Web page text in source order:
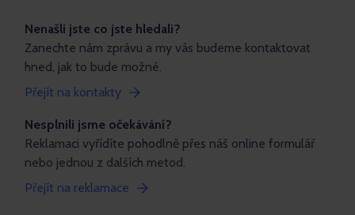
Nenašli jste co jste hledali?
Zanechte nám zprávu a my vás budeme kontaktovat
hned, jak to bude možné.
Přejít na kontakty
Nesplnili jsme očekávání?
Reklamaci vyřídíte pohodlně přes náš online formulář
nebo jednou z dalších metod.
Přejít na reklamace